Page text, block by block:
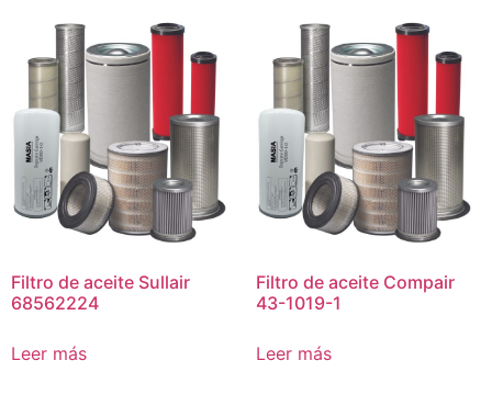
Filtro de aceite Sullair
68562224
Leer más
Filtro de aceite Compair
43-1019-1
Leer más